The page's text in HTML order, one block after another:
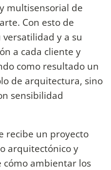
multisensorial de
Con esto de
y a su
a cada cliente y
como resultado un
de arquitectura, sino
sensibilidad
recibe un proyecto
arquitectónico y
cómo ambientar los